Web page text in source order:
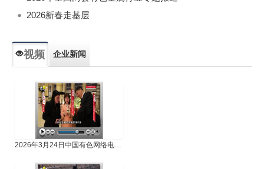
2026新春走基层
视频 企业新闻
2026年3月24日中国有色网络电视新闻